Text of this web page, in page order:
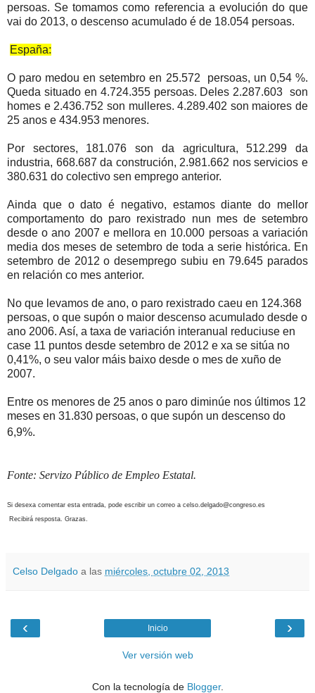
persoas. Se tomamos como referencia a evolución do que
vai do 2013, o descenso acumulado é de 18.054 persoas.
España:
O paro medou en setembro en 25.572 persoas, un 0,54 %.
Queda situado en 4.724.355 persoas. Deles 2.287.603 son
homes e 2.436.752 son mulleres. 4.289.402 son maiores de
25 anos e 434.953 menores.
Por sectores, 181.076 son da agricultura, 512.299 da
industria, 668.687 da construción, 2.981.662 nos servicios e
380.631 do colectivo sen emprego anterior.
Ainda que o dato é negativo, estamos diante do mellor
comportamento do paro rexistrado nun mes de setembro
desde o ano 2007 e mellora en 10.000 persoas a variación
media dos meses de setembro de toda a serie histórica. En
setembro de 2012 o desemprego subiu en 79.645 parados
en relación co mes anterior.
No que levamos de ano, o paro rexistrado caeu en 124.368
persoas, o que supón o maior descenso acumulado desde o
ano 2006. Así, a taxa de variación interanual reduciuse en
case 11 puntos desde setembro de 2012 e xa se sitúa no
0,41%, o seu valor máis baixo desde o mes de xuño de
2007.
Entre os menores de 25 anos o paro diminúe nos últimos 12
meses en 31.830 persoas, o que supón un descenso do
6,9%.
Fonte: Servizo Público de Empleo Estatal.
Si desexa comentar esta entrada, pode escribir un correo a celso.delgado@congreso.es
Recibirá resposta. Grazas.
Celso Delgado a las miércoles, octubre 02, 2013
‹ ›
Inicio
Ver versión web
Con la tecnología de Blogger.